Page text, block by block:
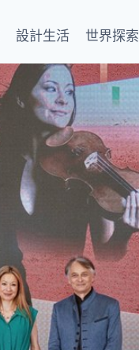
設計生活 世界探索